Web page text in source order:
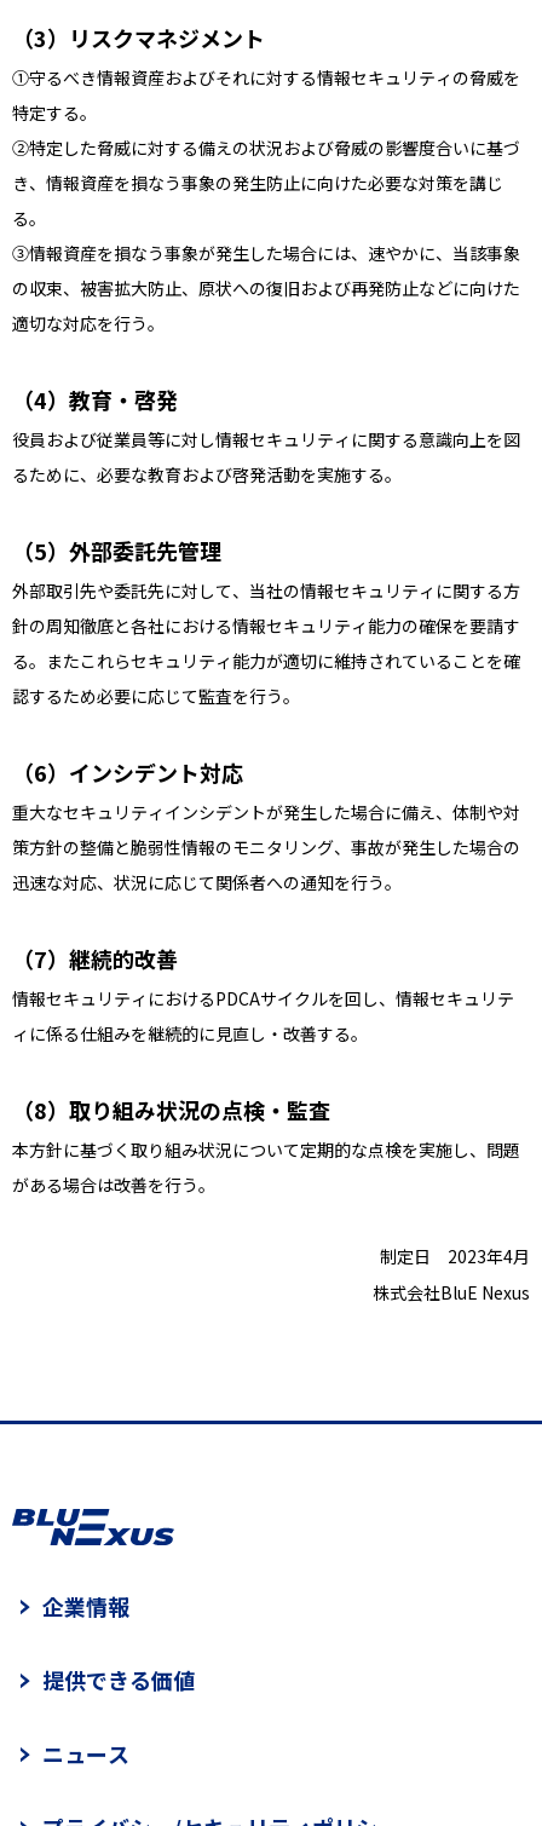
リスクマネジメント
①守るべき情報資産およびそれに対する情報セキュリティの脅威を
特定する。
②特定した脅威に対する備えの状況および脅威の影響度合いに基づ
き、情報資産を損なう事象の発生防止に向けた必要な対策を講じ
る。
③情報資産を損なう事象が発生した場合には、速やかに、当該事象
の収束、被害拡大防止、原状への復旧および再発防止などに向けた
適切な対応を行う。
教育・啓発
役員および従業員等に対し情報セキュリティに関する意識向上を図
るために、必要な教育および啓発活動を実施する。
外部委託先管理
外部取引先や委託先に対して、当社の情報セキュリティに関する方
針の周知徹底と各社における情報セキュリティ能力の確保を要請す
る。またこれらセキュリティ能力が適切に維持されていることを確
認するため必要に応じて監査を行う。
インシデント対応
重大なセキュリティインシデントが発生した場合に備え、体制や対
策方針の整備と脆弱性情報のモニタリング、事故が発生した場合の
迅速な対応、状況に応じて関係者への通知を行う。
継続的改善
情報セキュリティにおけるPDCAサイクルを回し、情報セキュリテ
ィに係る仕組みを継続的に見直し・改善する。
取り組み状況の点検・監査
本方針に基づく取り組み状況について定期的な点検を実施し、問題
がある場合は改善を行う。
制定日 2023年4月
株式会社BluE Nexus
企業情報
提供できる価値
ニュース